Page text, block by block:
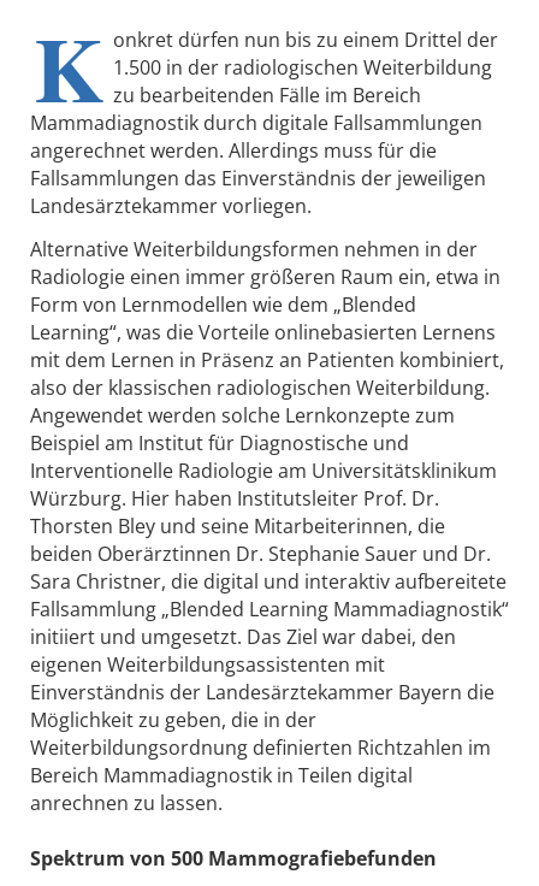
K onkret dürfen nun bis zu einem Drittel der
1.500 in der radiologischen Weiterbildung
zu bearbeitenden Fälle im Bereich
Mammadiagnostik durch digitale Fallsammlungen
angerechnet werden. Allerdings muss für die
Fallsammlungen das Einverständnis der jeweiligen
Landesärztekammer vorliegen.
Alternative Weiterbildungsformen nehmen in der
Radiologie einen immer größeren Raum ein, etwa in
Form von Lernmodellen wie dem „Blended
Learning“, was die Vorteile onlinebasierten Lernens
mit dem Lernen in Präsenz an Patienten kombiniert,
also der klassischen radiologischen Weiterbildung.
Angewendet werden solche Lernkonzepte zum
Beispiel am Institut für Diagnostische und
Interventionelle Radiologie am Universitätsklinikum
Würzburg. Hier haben Institutsleiter Prof. Dr.
Thorsten Bley und seine Mitarbeiterinnen, die
beiden Oberärztinnen Dr. Stephanie Sauer und Dr.
Sara Christner, die digital und interaktiv aufbereitete
Fallsammlung „Blended Learning Mammadiagnostik“
initiiert und umgesetzt. Das Ziel war dabei, den
eigenen Weiterbildungsassistenten mit
Einverständnis der Landesärztekammer Bayern die
Möglichkeit zu geben, die in der
Weiterbildungsordnung definierten Richtzahlen im
Bereich Mammadiagnostik in Teilen digital
anrechnen zu lassen.
Spektrum von 500 Mammografiebefunden